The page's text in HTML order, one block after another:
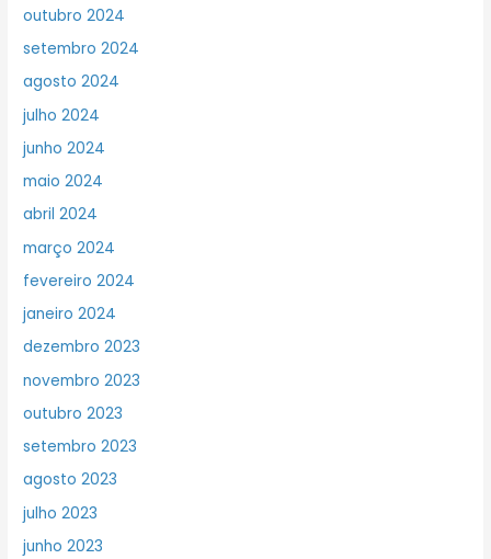
outubro 2024
setembro 2024
agosto 2024
julho 2024
junho 2024
maio 2024
abril 2024
março 2024
fevereiro 2024
janeiro 2024
dezembro 2023
novembro 2023
outubro 2023
setembro 2023
agosto 2023
julho 2023
junho 2023